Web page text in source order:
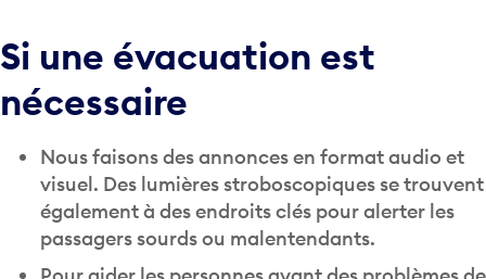
Si une évacuation est
nécessaire
Nous faisons des annonces en format audio et
visuel. Des lumières stroboscopiques se trouvent
également à des endroits clés pour alerter les
passagers sourds ou malentendants.